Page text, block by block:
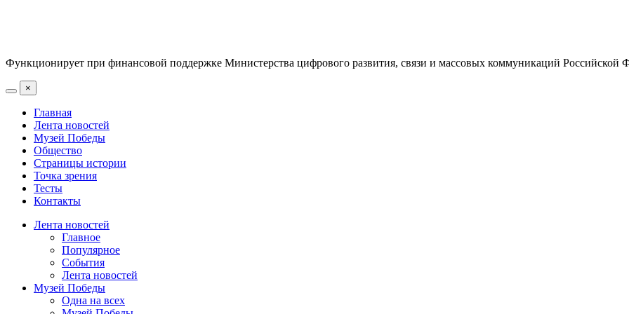
Функционирует при финансовой поддержке Министерства цифрового развития, связи и массовых коммуникаций Российской
×
Главная
Лента новостей
Музей Победы
Общество
Страницы истории
Точка зрения
Тесты
Контакты
Лента новостей
Главное
Популярное
События
Лента новостей
Музей Победы
Одна на всех